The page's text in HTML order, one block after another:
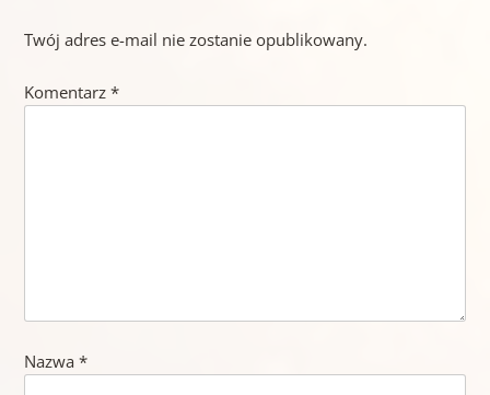
Twój adres e-mail nie zostanie opublikowany.
Komentarz *
Nazwa *